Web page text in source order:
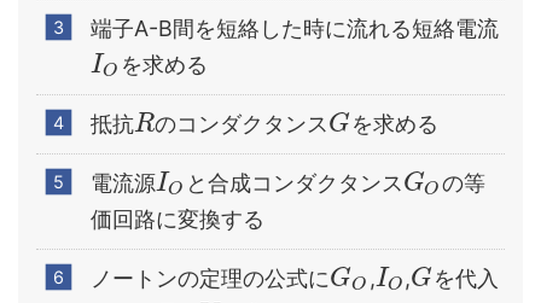
端子A-B間を短絡した時に流れる短絡電流
IO を求める
抵抗RのコンダクタンスGを求める
電流源IO と合成コンダクタンスGO の等
価回路に変換する
ノートンの定理の公式にGO ,IO ,Gを代入